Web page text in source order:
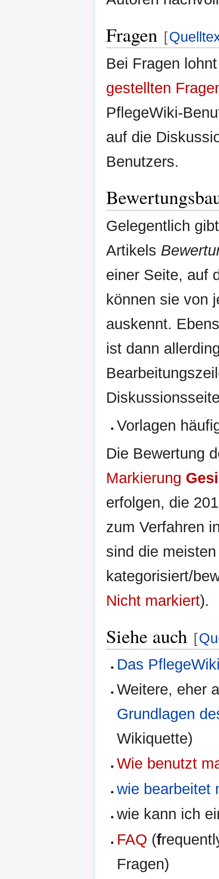
Fragen [
Bei Fragen
gestellten
PflegeWiki-
auf die
Benutzers.
Gelegentlich
Artikels
einer Seite, auf
können sie von
auskennt.
ist dann
Vorlagen
Die Bewertung
Markierung
erfolgen, die
zum Verfahren
sind die
kategorisiert/
Nicht markiert).
Siehe auch [
Das
Weitere, eher
Grundlagen
Wikiquette)
Wie benutzt
wie bearbeitet
wie kann ich
FAQ (f
Fragen)